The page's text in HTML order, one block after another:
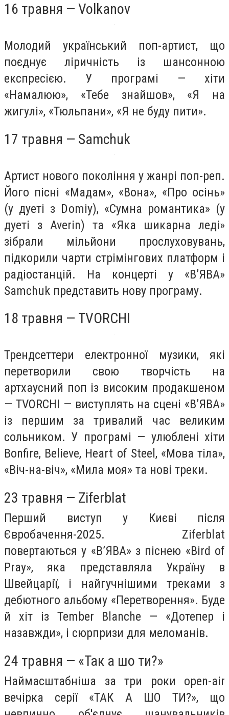
16 травня — Volkanov
Молодий український поп-артист, що
поєднує ліричність із шансонною
експресією. У програмі — хіти
«Намалюю», «Тебе знайшов», «Я на
жигулі», «Тюльпани», «Я не буду пити».
17 травня — Samchuk
Артист нового покоління у жанрі поп-реп.
Його пісні «Мадам», «Вона», «Про осінь»
(у дуеті з Domiy), «Сумна романтика» (у
дуеті з Averin) та «Яка шикарна леді»
зібрали мільйони прослуховувань,
підкорили чарти стрімінгових платформ і
радіостанцій. На концерті у «В’ЯВА»
Samchuk представить нову програму.
18 травня — TVORCHI
Трендсеттери електронної музики, які
перетворили свою творчість на
артхаусний поп із високим продакшеном
— TVORCHI — виступлять на сцені «В’ЯВА»
із першим за тривалий час великим
сольником. У програмі — улюблені хіти
Bonfire, Believe, Heart of Steel, «Мова тіла»,
«Віч-на-віч», «Мила моя» та нові треки.
23 травня — Ziferblat
Перший виступ у Києві після
Євробачення-2025. Ziferblat
повертаються у «В’ЯВА» з піснею «Bird of
Pray», яка представляла Україну в
Швейцарії, і найгучнішими треками з
дебютного альбому «Перетворення». Буде
й хіт із Tember Blanche — «Дотепер і
назавжди», і сюрпризи для меломанів.
24 травня — «Так а шо ти?»
Наймасштабніша за три роки open-air
вечірка серії «ТАК А ШО ТИ?», що